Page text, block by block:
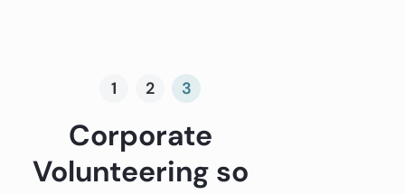
1 2 3
Corporate
Volunteering so